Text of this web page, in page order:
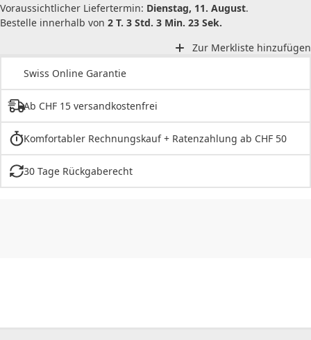
Voraussichtlicher Liefertermin: Dienstag, 11. August.
Bestelle innerhalb von 2 T. 3 Std. 3 Min. 23 Sek.
Zur Merkliste hinzufügen
Swiss Online Garantie
Ab CHF 15 versandkostenfrei
Komfortabler Rechnungskauf + Ratenzahlung ab CHF 50
30 Tage Rückgaberecht